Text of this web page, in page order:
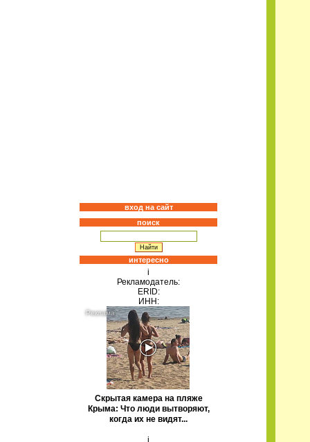
вход на сайт
поиск
интересно
i
Рекламодатель:
ERID:
ИНН:
Скрытая камера на пляже
Крыма: Что люди вытворяют,
когда их не видят...
i